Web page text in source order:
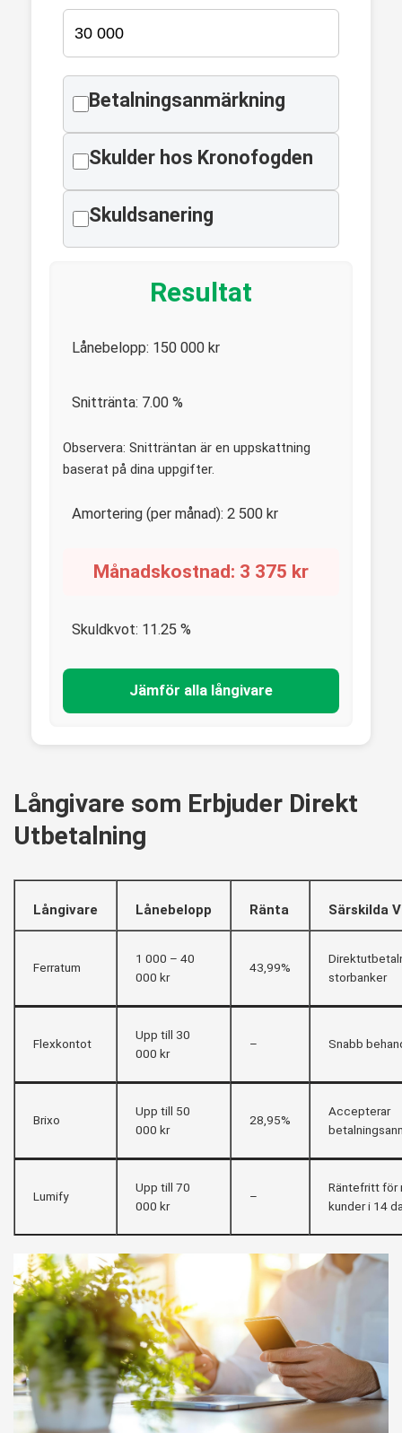
Betalningsanmärkning
Skulder hos Kronofogden
Skuldsanering
Resultat
Lånebelopp: 150 000 kr
Snittränta: 7.00 %
Observera: Snitträntan är en uppskattning
baserat på dina uppgifter.
Amortering (per månad): 2 500 kr
Månadskostnad: 3 375 kr
Skuldkvot: 11.25 %
Jämför alla långivare
Långivare som Erbjuder Direkt
Utbetalning
Långivare Lånebelopp Ränta Särskilda
Ferratum
1 000 – 40
000 kr
43,99%
storbanker
Flexkontot
Upp till 30
000 kr
– Snabb
Brixo
Upp till 50
000 kr
28,95%
Accepterar
Lumify
Upp till 70
000 kr
–
Räntefritt för
kunder i 14